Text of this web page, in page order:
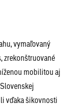
vymaľovaný
zrekonštruované
mobilitou aj
vďaka šikovnosti